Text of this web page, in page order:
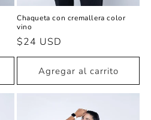
Chaqueta con cremallera color
vino
Precio
habitual
$24 USD
Agregar al carrito